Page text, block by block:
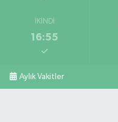
İKINDI
16:55
Aylık Vakitler